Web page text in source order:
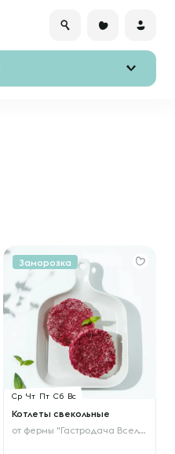
Заморозка
Ср Чт Пт Сб Вс
Котлеты свекольные
от фермы "Гастродача Вселуг"